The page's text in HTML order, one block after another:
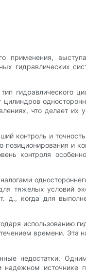
гидравлических
гидравлического
что делает
контроль и
и
контроля
тяжелых условий
когда для
использованию
времени.
недостатки.
источнике